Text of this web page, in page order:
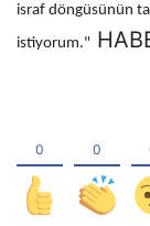
israf döngüsünün
istiyorum."